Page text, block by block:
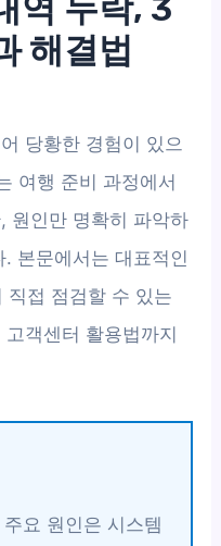
역 누락, 3
해결법
당황한 경험이 있으
여행 준비 과정에서
원인만 명확히 파악하
본문에서는 대표적인
직접 점검할 수 있는
객센터 활용법까지
요 원인은 시스템